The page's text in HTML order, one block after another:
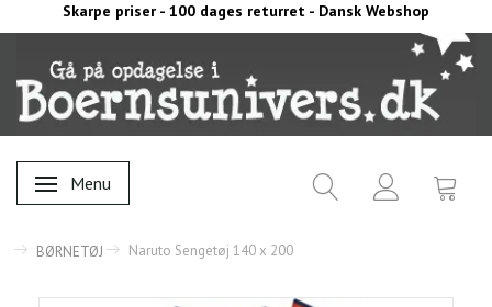
Skarpe priser - 100 dages returret - Dansk Webshop
Skifte navigation
Menu
BØRNETØJ Naruto Sengetøj 140 x 200